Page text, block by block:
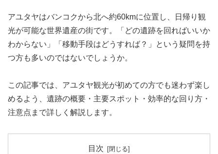
アユタヤはバンコクから北へ約60kmに位置し、日帰り観
光が可能な世界遺産の街です。「どの遺跡を回ればいいか
わからない」「移動手段はどうすれば？」という疑問を持
つ方も多いのではないでしょうか。
この記事では、アユタヤ観光が初めての方でも迷わず楽し
めるよう、遺跡の概要・主要スポット・効率的な回り方・
注意点まで詳しく解説します。
目次